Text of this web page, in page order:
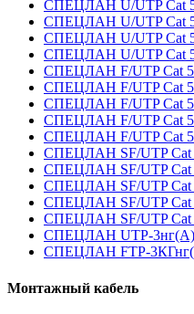
СПЕЦЛАН U/UTP Cat
СПЕЦЛАН U/UTP Cat
СПЕЦЛАН U/UTP Cat
СПЕЦЛАН U/UTP Cat
СПЕЦЛАН F/UTP Cat
СПЕЦЛАН F/UTP Cat
СПЕЦЛАН F/UTP Cat
СПЕЦЛАН F/UTP Cat
СПЕЦЛАН F/UTP Cat
СПЕЦЛАН SF/UTP Cat
СПЕЦЛАН SF/UTP Cat
СПЕЦЛАН SF/UTP Cat
СПЕЦЛАН SF/UTP Cat
СПЕЦЛАН SF/UTP Cat
СПЕЦЛАН UTP-
СПЕЦЛАН FTP-
Монтажный кабель